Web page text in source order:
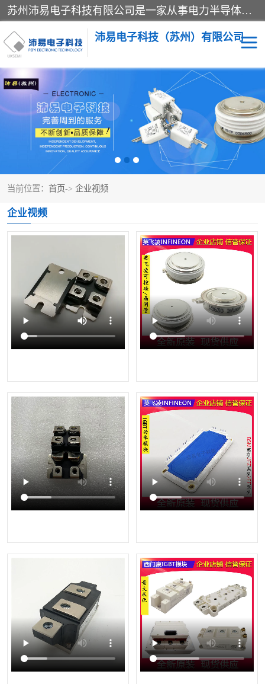
苏州沛易电子科技有限公司是一家从事电力半导体器件和电子元器件的专业代理及分销商，产品包括：IGBT模块、IPM模块、PIM模块、二极管、三极管、可控硅、整流桥、IGBT单管、IGBT电路驱动板、GTR达林顿模块、快恢复二极管、肖特基二极管、熔断器、IC集成电路、快速熔断器等。
沛易电子科技（苏州）有限公司
当前位置： 首页-> 企业视频
企业视频
西门康 英飞凌
快恢复二极管 英飞凌IGBT模块
英飞凌可控硅模块 IXYS艾赛斯可控硅
SEMIKRON西门康IGBT
模块
SEMIKRON西门康二极管
器
晶闸管